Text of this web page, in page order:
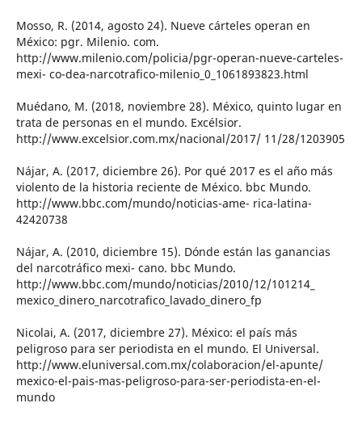
Mosso, R. (2014, agosto 24). Nueve cárteles operan en
México: pgr. Milenio. com.
http://www.milenio.com/policia/pgr-operan-nueve-carteles-
mexi- co-dea-narcotrafico-milenio_0_1061893823.html
Muédano, M. (2018, noviembre 28). México, quinto lugar en
trata de personas en el mundo. Excélsior.
http://www.excelsior.com.mx/nacional/2017/ 11/28/1203905
Nájar, A. (2017, diciembre 26). Por qué 2017 es el año más
violento de la historia reciente de México. bbc Mundo.
http://www.bbc.com/mundo/noticias-ame- rica-latina-
42420738
Nájar, A. (2010, diciembre 15). Dónde están las ganancias
del narcotráfico mexi- cano. bbc Mundo.
http://www.bbc.com/mundo/noticias/2010/12/101214_
mexico_dinero_narcotrafico_lavado_dinero_fp
Nicolai, A. (2017, diciembre 27). México: el país más
peligroso para ser periodista en el mundo. El Universal.
http://www.eluniversal.com.mx/colaboracion/el-apunte/
mexico-el-pais-mas-peligroso-para-ser-periodista-en-el-
mundo